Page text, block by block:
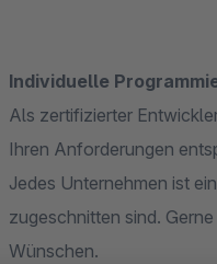
Individuelle
Als zertifizierter
Ihren Anforderungen
Jedes Unternehmen ist
zugeschnitten sind.
Wünschen.